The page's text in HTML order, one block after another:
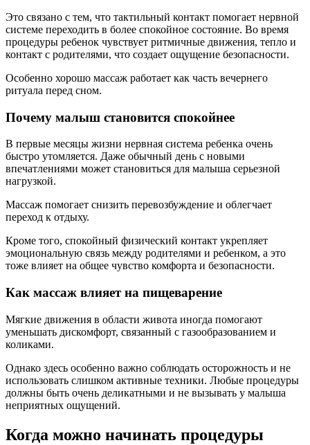
Это связано с тем, что тактильный контакт помогает нервной
системе переходить в более спокойное состояние. Во время
процедуры ребенок чувствует ритмичные движения, тепло и
контакт с родителями, что создает ощущение безопасности.
Особенно хорошо массаж работает как часть вечернего
ритуала перед сном.
Почему малыш становится спокойнее
В первые месяцы жизни нервная система ребенка очень
быстро утомляется. Даже обычный день с новыми
впечатлениями может становиться для малыша серьезной
нагрузкой.
Массаж помогает снизить перевозбуждение и облегчает
переход к отдыху.
Кроме того, спокойный физический контакт укрепляет
эмоциональную связь между родителями и ребенком, а это
тоже влияет на общее чувство комфорта и безопасности.
Как массаж влияет на пищеварение
Мягкие движения в области живота иногда помогают
уменьшать дискомфорт, связанный с газообразованием и
коликами.
Однако здесь особенно важно соблюдать осторожность и не
использовать слишком активные техники. Любые процедуры
должны быть очень деликатными и не вызывать у малыша
неприятных ощущений.
Когда можно начинать процедуры